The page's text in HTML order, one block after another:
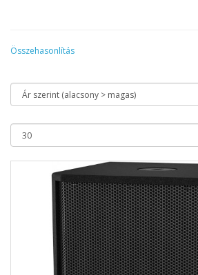
Összehasonlítás